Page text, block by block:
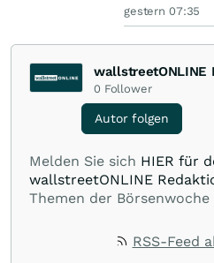
gestern 07:35
wallstreetONLINE
0 Follower
Autor folgen
Melden Sie sich HIER für
wallstreetONLINE
Themen der
Verpassen Sie kein
Beiträge auf diesem
die Chefredaktion der
RSS-Feed